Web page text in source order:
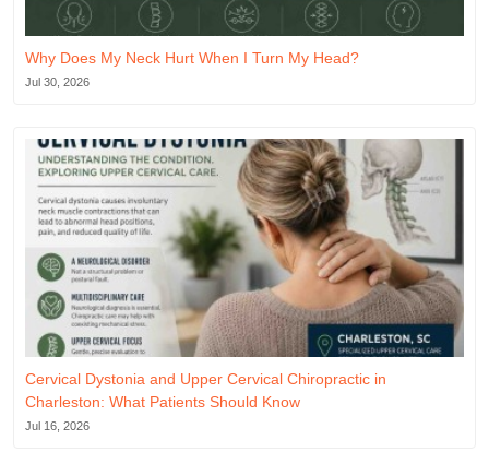
Why Does My Neck Hurt When I Turn My Head?
Jul 30, 2026
Cervical Dystonia and Upper Cervical Chiropractic in
Charleston: What Patients Should Know
Jul 16, 2026